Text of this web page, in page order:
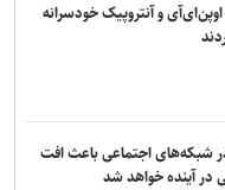
و آنتروپیک خودسرانه
شبکه‌های اجتماعی باعث افت
در آینده خواهد شد